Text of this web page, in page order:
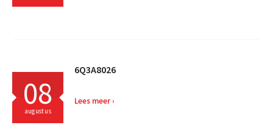
08
augustus
6Q3A8026
Lees meer